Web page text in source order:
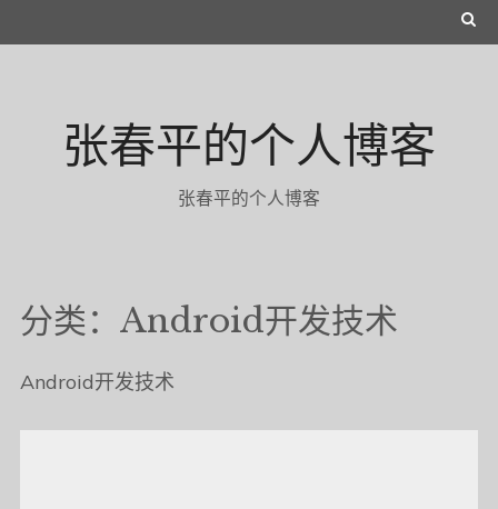
to
张春平的个人博客
张春平的个人博客
分类：Android开发技术
Android开发技术